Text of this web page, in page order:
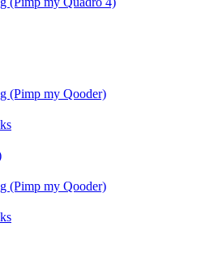
(Pimp my Qooder)
(Pimp my Qooder)